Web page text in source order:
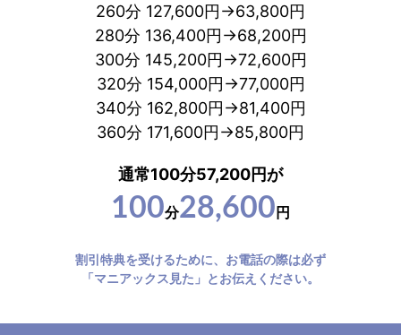
260分 127,600円→63,800円
280分 136,400円→68,200円
300分 145,200円→72,600円
320分 154,000円→77,000円
340分 162,800円→81,400円
360分 171,600円→85,800円
通常100分57,200円が
100分28,600円
割引特典を受けるために、お電話の際は必ず
「マニアックス見た」とお伝えください。